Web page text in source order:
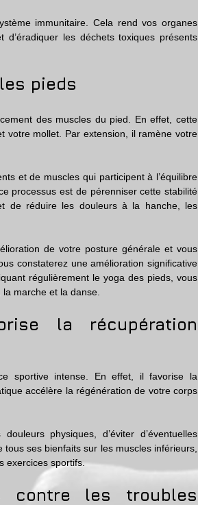
immunitaire. Cela rend vos organes
les déchets toxiques présents
pieds
des muscles du pied. En effet, cette
votre mollet. Par extension, il ramène votre
et de muscles qui participent à l’équilibre
processus est de pérenniser cette stabilité
de réduire les douleurs à la hanche, les
de votre posture générale et vous
constaterez une amélioration significative
régulièrement le yoga des pieds, vous
marche et la danse.
la récupération
sportive intense. En effet, il favorise la
accélère la régénération de votre corps
physiques, d’éviter d’éventuelles
ses bienfaits sur les muscles inférieurs,
exercices sportifs.
contre les troubles